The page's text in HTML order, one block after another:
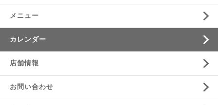
メニュー
カレンダー
店舗情報
お問い合わせ